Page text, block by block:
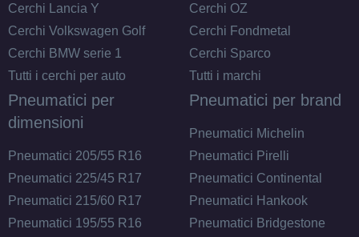
Cerchi Lancia Y
Cerchi Volkswagen Golf
Cerchi BMW serie 1
Tutti i cerchi per auto
Cerchi OZ
Cerchi Fondmetal
Cerchi Sparco
Tutti i marchi
Pneumatici per
dimensioni
Pneumatici 205/55 R16
Pneumatici 225/45 R17
Pneumatici 215/60 R17
Pneumatici 195/55 R16
Pneumatici per brand
Pneumatici Michelin
Pneumatici Pirelli
Pneumatici Continental
Pneumatici Hankook
Pneumatici Bridgestone